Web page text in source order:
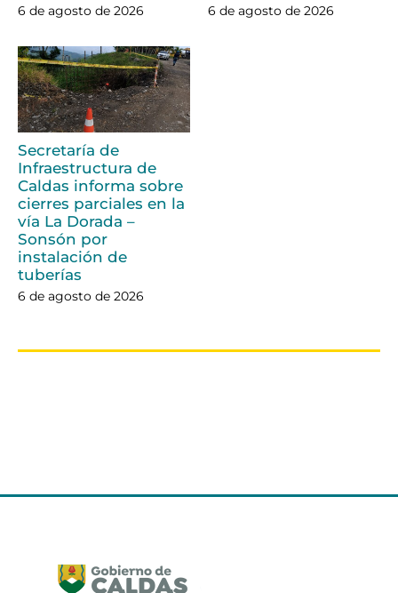
6 de agosto de 2026 6 de agosto de 2026
Secretaría de
Infraestructura de
Caldas informa sobre
cierres parciales en la
vía La Dorada –
Sonsón por
instalación de
tuberías
6 de agosto de 2026